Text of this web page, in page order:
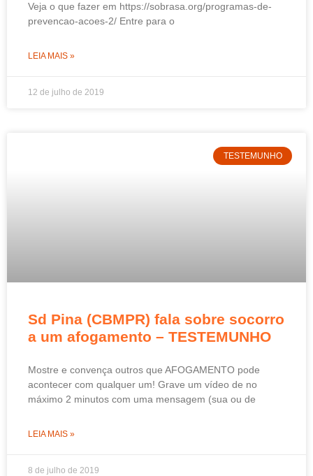
Veja o que fazer em https://sobrasa.org/programas-de-
prevencao-acoes-2/ Entre para o
LEIA MAIS »
12 de julho de 2019
TESTEMUNHO
Sd Pina (CBMPR) fala sobre socorro
a um afogamento – TESTEMUNHO
Mostre e convença outros que AFOGAMENTO pode
acontecer com qualquer um! Grave um vídeo de no
máximo 2 minutos com uma mensagem (sua ou de
LEIA MAIS »
8 de julho de 2019